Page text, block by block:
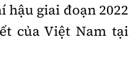
giai đoạn 2022
của Việt Nam tại